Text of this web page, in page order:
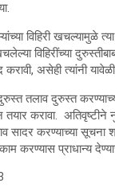
विहिरी
विहिरींच्या
असेही त्यांनी
तलाव दुरुस्त
तयार करावा.
करण्याच्या सूचना
करण्यास प्राधान्य